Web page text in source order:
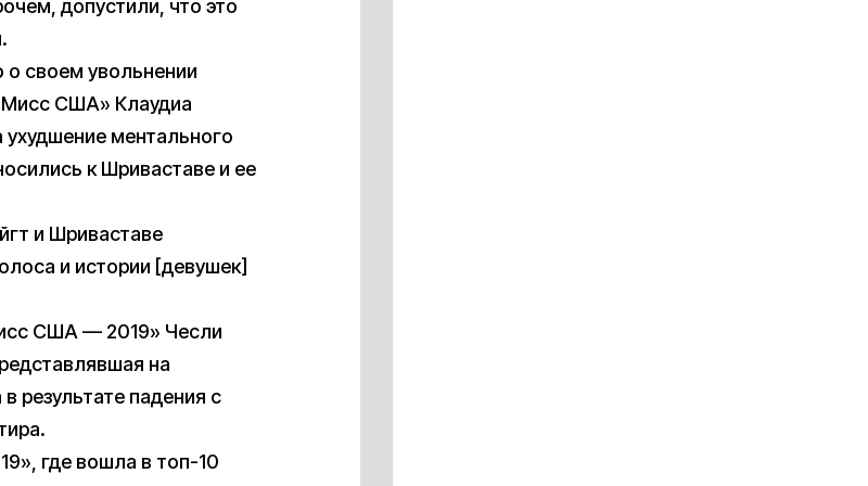
допустили, что это
о своем увольнении
США» Клаудиа
ментального
к Шриваставе и ее
и Шриваставе
и истории [девушек]
США — 2019» Чесли
на
результате падения с
где вошла в топ-10